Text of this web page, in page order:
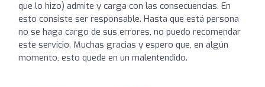
que lo hizo) admite y carga con las consecuencias. En
esto consiste ser responsable. Hasta que está persona
no se haga cargo de sus errores, no puedo recomendar
este servicio. Muchas gracias y espero que, en algún
momento, esto quede en un malentendido.